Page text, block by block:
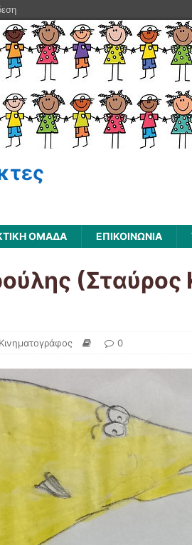
ΟΜΑΔΑ ΕΠΙΚΟΙΝΩΝΙΑ
(Σταύρος
0